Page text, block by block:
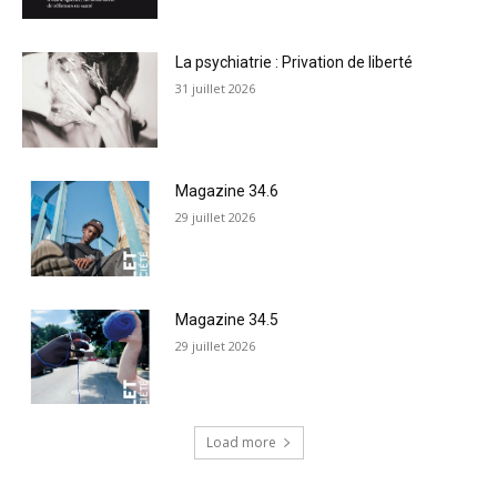
La psychiatrie : Privation de liberté
31 juillet 2026
Magazine 34.6
29 juillet 2026
Magazine 34.5
29 juillet 2026
Load more